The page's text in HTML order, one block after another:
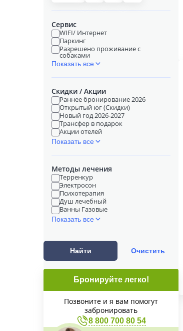
Сервис
WIFI/ Интернет
Паркинг
Разрешено проживание с
собаками
Показать все
Скидки / Акции
Раннее бронирование 2026
Открытый юг (Скидки)
Новый год 2026-2027
Трансфер в подарок
Акции отелей
Показать все
Методы лечения
Терренкур
Электросон
Психотерапия
Душ лечебный
Ванны Газовые
Показать все
Найти Очистить
Бронируйте легко!
Позвоните и я вам помогут
забронировать
8 800 700 80 54